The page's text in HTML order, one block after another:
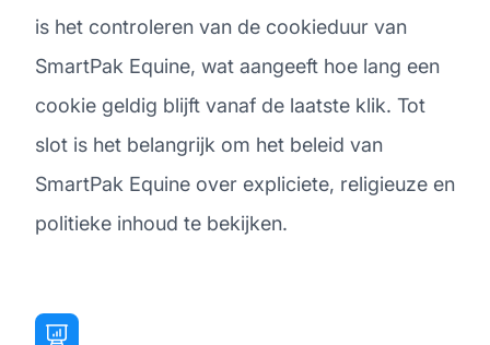
is het controleren van de cookieduur van
SmartPak Equine, wat aangeeft hoe lang een
cookie geldig blijft vanaf de laatste klik. Tot
slot is het belangrijk om het beleid van
SmartPak Equine over expliciete, religieuze en
politieke inhoud te bekijken.